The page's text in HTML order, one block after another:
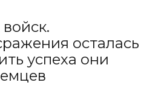
осталась
успеха они